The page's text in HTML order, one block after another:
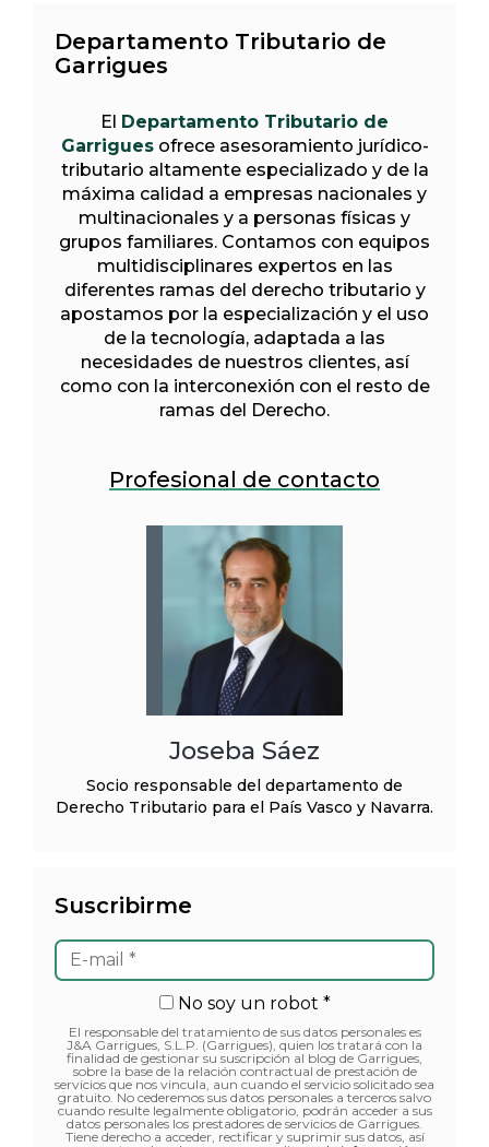
Departamento Tributario de
Garrigues
El
Departamento Tributario de
Garriguesofrece asesoramiento jurídico-
tributario altamente especializado y de la
máxima calidad a empresas nacionales y
multinacionales y a personas físicas y
grupos familiares. Contamos con equipos
multidisciplinares expertos en las
diferentes ramas del derecho tributario y
apostamos por la especialización y el uso
de la tecnología, adaptada a las
necesidades de nuestros clientes, así
como con la interconexión con el resto de
ramas del Derecho.
Profesional de contacto
Joseba Sáez
Socio responsable del departamento de
Derecho Tributario para el País Vasco y Navarra.
Suscribirme
No soy un robot *
El responsable del tratamiento de sus datos personales es
J&A Garrigues, S.L.P. (Garrigues), quien los tratará con la
finalidad de gestionar su suscripción al blog de Garrigues,
sobre la base de la relación contractual de prestación de
servicios que nos vincula, aun cuando el servicio solicitado sea
gratuito. No cederemos sus datos personales a terceros salvo
cuando resulte legalmente obligatorio, podrán acceder a sus
datos personales los prestadores de servicios de Garrigues.
Tiene derecho a acceder, rectificar y suprimir sus datos, así